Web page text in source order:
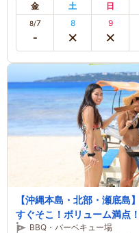
金 土 日
8/7 8 9
【沖縄本島・北部・瀬底島
すぐそこ！ボリューム満点
BBQ・バーベキュー場